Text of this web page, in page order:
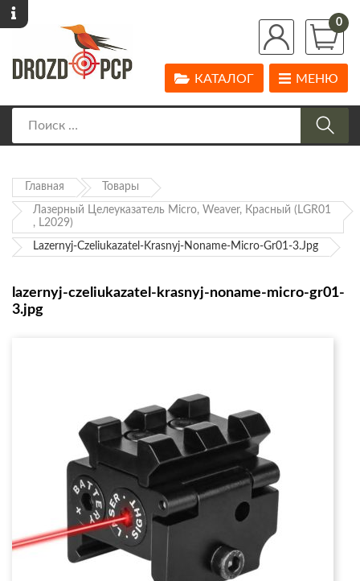
0
МЕНЮ
КАТАЛОГ
Главная Товары
Лазерный Целеуказатель Micro, Weaver, Красный (LGR01
, L2029)
Lazernyj-Czeliukazatel-Krasnyj-Noname-Micro-Gr01-3.jpg
lazernyj-czeliukazatel-krasnyj-noname-micro-gr01-
3.jpg